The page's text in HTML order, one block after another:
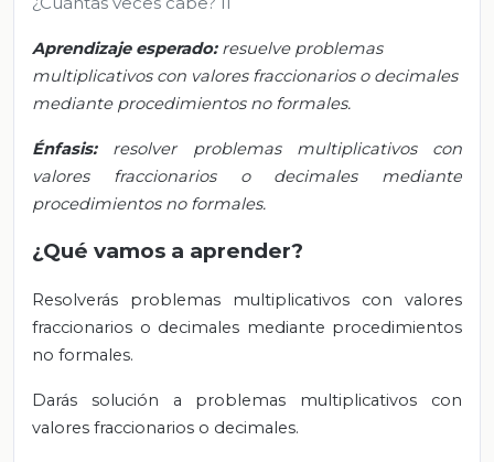
Aprendizaje esperado: resuelve problemas
multiplicativos con valores fraccionarios o decimales
mediante procedimientos no formales.
Énfasis: resolver problemas multiplicativos con
valores fraccionarios o decimales mediante
procedimientos no formales.
¿Qué vamos a aprender?
Resolverás problemas multiplicativos con valores
fraccionarios o decimales mediante procedimientos
no formales.
Darás solución a problemas multiplicativos con
valores fraccionarios o decimales.